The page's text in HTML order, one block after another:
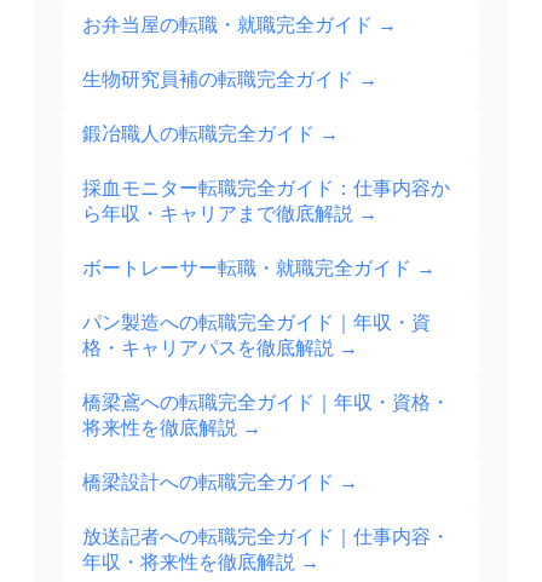
お弁当屋の転職・就職完全ガイド →
生物研究員補の転職完全ガイド →
鍛冶職人の転職完全ガイド →
採血モニター転職完全ガイド：仕事内容か
ら年収・キャリアまで徹底解説 →
ボートレーサー転職・就職完全ガイド →
パン製造への転職完全ガイド｜年収・資
格・キャリアパスを徹底解説 →
橋梁鳶への転職完全ガイド｜年収・資格・
将来性を徹底解説 →
橋梁設計への転職完全ガイド →
放送記者への転職完全ガイド｜仕事内容・
年収・将来性を徹底解説 →